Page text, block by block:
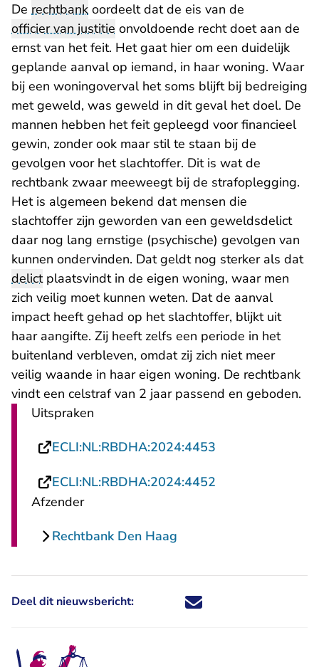
De rechtbank oordeelt dat de eis van de
officier van justitie onvoldoende recht doet aan de
ernst van het feit. Het gaat hier om een duidelijk
geplande aanval op iemand, in haar woning. Waar
bij een woningoverval het soms blijft bij bedreiging
met geweld, was geweld in dit geval het doel. De
mannen hebben het feit gepleegd voor financieel
gewin, zonder ook maar stil te staan bij de
gevolgen voor het slachtoffer. Dit is wat de
rechtbank zwaar meeweegt bij de strafoplegging.
Het is algemeen bekend dat mensen die
slachtoffer zijn geworden van een geweldsdelict
daar nog lang ernstige (psychische) gevolgen van
kunnen ondervinden. Dat geldt nog sterker als dat
delictplaatsvindt in de eigen woning, waar men
zich veilig moet kunnen weten. Dat de aanval
impact heeft gehad op het slachtoffer, blijkt uit
haar aangifte. Zij heeft zelfs een periode in het
buitenland verbleven, omdat zij zich niet meer
veilig waande in haar eigen woning. De rechtbank
vindt een celstraf van 2 jaar passend en geboden.
Uitspraken
ECLI:NL:RBDHA:2024:4453
ECLI:NL:RBDHA:2024:4452
Afzender
Rechtbank Den Haag
Deel dit nieuwsbericht: Deel dit nieuwsbericht via X -
Deel dit nieuwsbericht via
Deel dit nieuwsbericht
Deel dit